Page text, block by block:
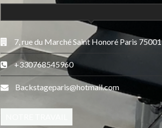
7, rue du Marché Saint Honoré Paris 75001
+330768545960
Backstageparis@hotmail.com